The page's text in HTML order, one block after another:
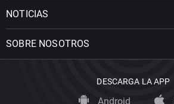
NOTICIAS
SOBRE NOSOTROS
DESCARGA LA APP
Android